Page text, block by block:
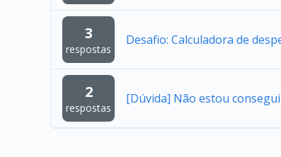
3
respostas
Desafio: Calculadora de
2
respostas
[Dúvida] Não estou